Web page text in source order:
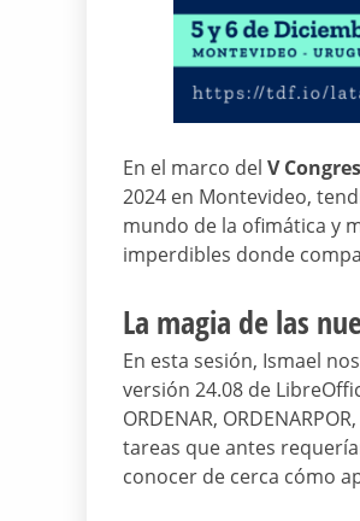
En el marco del V
2024 en Montevideo,
mundo de la ofimática y
imperdibles donde
La magia de las
En esta sesión, Ismael
versión 24.08 de
ORDENAR,
tareas que antes
conocer de cerca cómo